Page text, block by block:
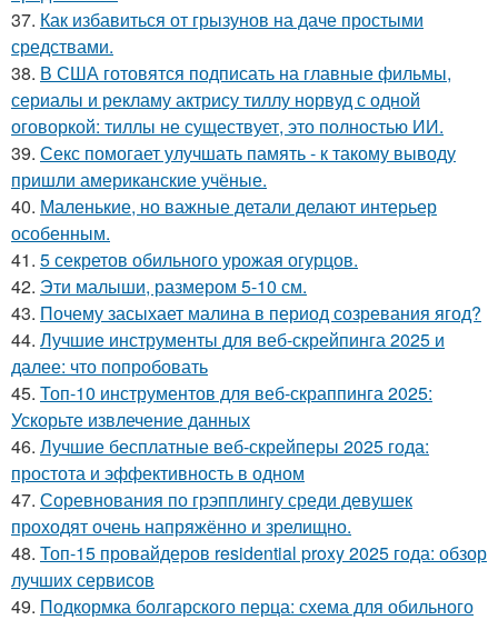
37. Как избавиться от грызунов на даче простыми
средствами.
38. В США готовятся подписать на главные фильмы,
сериалы и рекламу актрису тиллу норвуд с одной
оговоркой: тиллы не существует, это полностью ИИ.
39. Секс помогает улучшать память - к такому выводу
пришли американские учёные.
40. Маленькие, но важные детали делают интерьер
особенным.
41. 5 секретов обильного урожая огурцов.
42. Эти малыши, размером 5-10 см.
43. Почему засыхает малина в период созревания ягод?
44. Лучшие инструменты для веб-скрейпинга 2025 и
далее: что попробовать
45. Топ-10 инструментов для веб-скраппинга 2025:
Ускорьте извлечение данных
46. Лучшие бесплатные веб-скрейперы 2025 года:
простота и эффективность в одном
47. Соревнования по грэпплингу среди девушек
проходят очень напряжённо и зрелищно.
48. Топ-15 провайдеров residential proxy 2025 года: обзор
лучших сервисов
49. Подкормка болгарского перца: схема для обильного